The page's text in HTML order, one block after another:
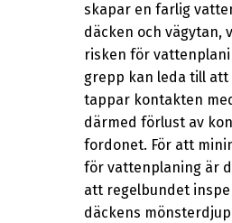
skapar en farlig
däcken och vägytan,
risken för
grepp kan leda till att
tappar kontakten
därmed förlust av
fordonet. För att
för vattenplaning är
att regelbundet
däckens